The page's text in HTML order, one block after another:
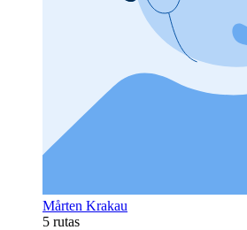
Mårten Krakau
5 rutas